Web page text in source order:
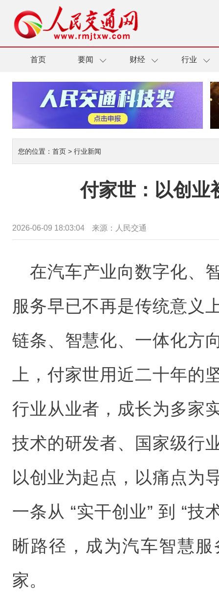
首页 要闻 财经 行业
您的位置： 首页 > 行业新闻
付家世：以创业
2026-06-09 18:03:04 来源： 人民交通
在汽车产业向数字化、
服务早已不再是传统意义
链条、智慧化、一体化方
上，付家世用近二十年的
行业从业者，成长为多家
技术的研发者、国家级行
以创业为起点，以痛点为
一条从 “实干创业” 到 “技
晰路径，成为汽车智慧
家。